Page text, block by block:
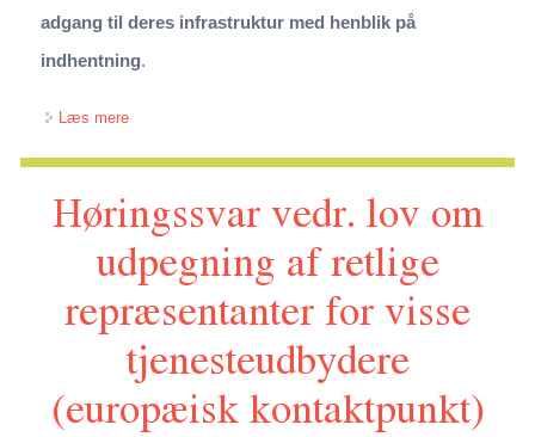
adgang til deres infrastruktur med henblik på
indhentning.
Læs mereom Høringssvar vedr. ændring af lov om Forsvarets
Efterretningstjeneste (FE), lov om beskyttelse af
Efterretningstjenesterne (Styrkelse af tilsynet med
Forsvarets Efterretningstjeneste samt bistand fra
teleudbyder
Høringssvar vedr. lov om
udpegning af retlige
repræsentanter for visse
tjenesteudbydere
(europæisk kontaktpunkt)